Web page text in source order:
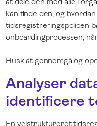
kan finde den, og
tidsregistreringspolicen
onboardingprocessen,
Husk at gennemgå og
Analyser
identificere
En velstruktureret